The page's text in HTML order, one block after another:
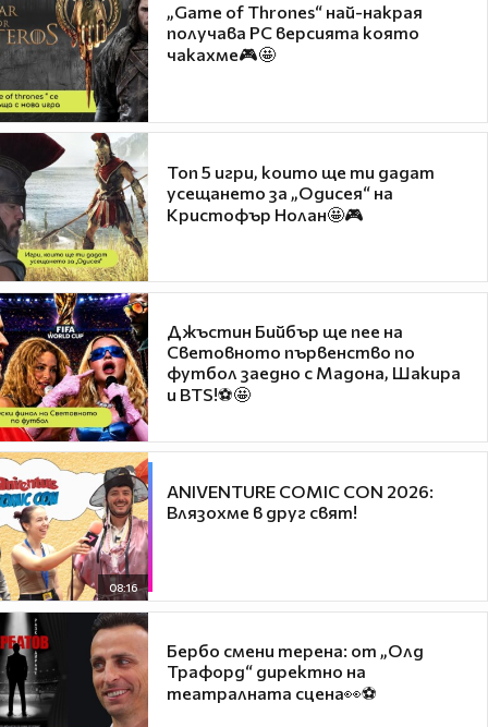
„Game of Thrones“ най-накрая
получава PC версията която
чакахме🎮🤩
Топ 5 игри, които ще ти дадат
усещането за „Одисея“ на
Кристофър Нолан🤩🎮
Джъстин Бийбър ще пее на
Световното първенство по
футбол заедно с Мадона, Шакира
и BTS!⚽🤩
08:16
ANIVENTURE COMIC CON 2026:
Влязохме в друг свят!
Бербо смени терена: от „Олд
Трафорд“ директно на
театралната сцена👀⚽